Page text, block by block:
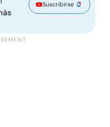
Suscribirse